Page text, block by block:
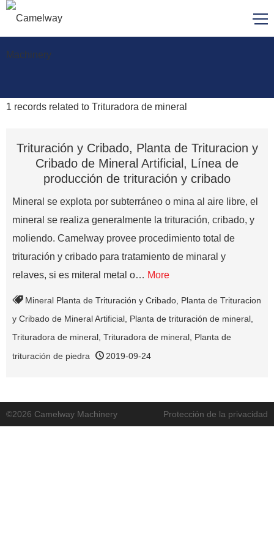
1 records related to Trituradora de mineral
Trituración y Cribado, Planta de Trituracion y
Cribado de Mineral Artificial, Línea de
producción de trituración y cribado
Mineral se explota por subterráneo o mina al aire libre, el
mineral se realiza generalmente la trituración, cribado, y
moliendo. Camelway provee procedimiento total de
trituración y cribado para tratamiento de minaral y
relaves, si es miteral metal o… More
Mineral Planta de Trituración y Cribado Planta de Trituracion
y Cribado de Mineral Artificial Planta de trituración de mineral
Trituradora de mineral Trituradora de mineral Planta de
trituración de piedra
2019-09-24
©2026 Camelway Machinery Protección de la privacidad